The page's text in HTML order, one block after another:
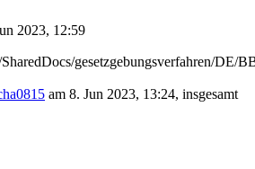
2023, 12:59
gesetzgebungsverfahren/DE/
am 8. Jun 2023, 13:24, insgesamt